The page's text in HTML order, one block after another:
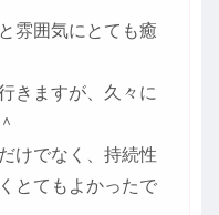
雰囲気にとても癒
きますが、久々に
けでなく、持続性
とてもよかったで